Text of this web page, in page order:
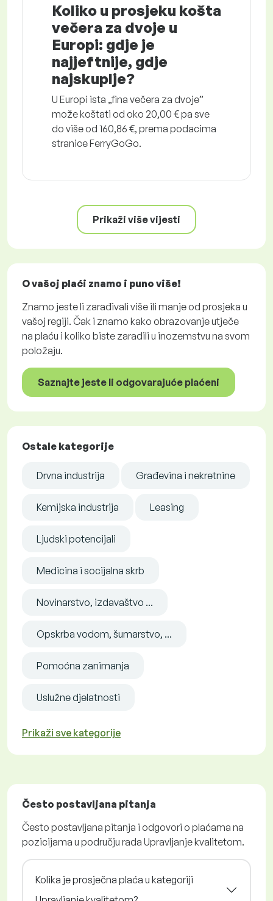
Koliko u prosjeku košta
večera za dvoje u
Europi: gdje je
najjeftnije, gdje
najskuplje?
U Europi ista „fina večera za dvoje”
može koštati od oko 20,00 € pa sve
do više od 160,86 €, prema podacima
stranice FerryGoGo.
Prikaži više vijesti
O vašoj plaći znamo i puno više!
Znamo jeste li zarađivali više ili manje od prosjeka u
vašoj regiji. Čak i znamo kako obrazovanje utječe
na plaću i koliko biste zaradili u inozemstvu na svom
položaju.
Saznajte jeste li odgovarajuće plaćeni
Ostale kategorije
Drvna industrija Građevina i nekretnine
Kemijska industrija Leasing
Ljudski potencijali
Medicina i socijalna skrb
Novinarstvo, izdavaštvo ...
Opskrba vodom, šumarstvo, ...
Pomoćna zanimanja
Uslužne djelatnosti
Prikaži sve kategorije
Često postavljana pitanja
Često postavljana pitanja i odgovori o plaćama na
pozicijama u području rada Upravljanje kvalitetom.
Kolika je prosječna plaća u kategoriji